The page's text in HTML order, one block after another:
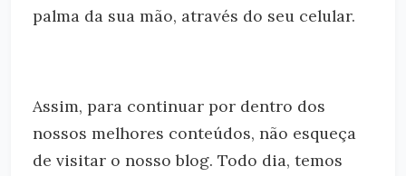
palma da sua mão, através do seu celular.
Assim, para continuar por dentro dos
nossos melhores conteúdos, não esqueça
de visitar o nosso blog. Todo dia, temos